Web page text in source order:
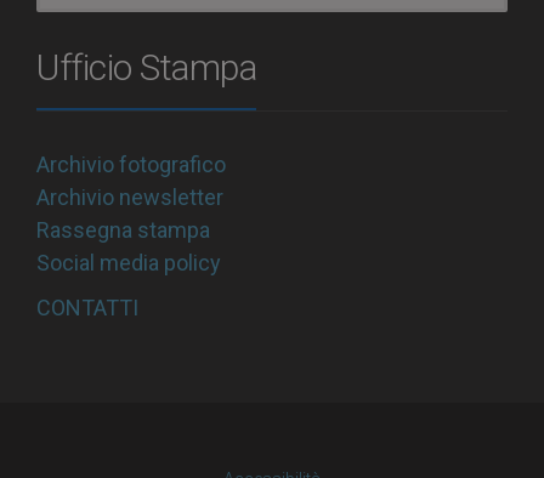
Ufficio Stampa
Archivio fotografico
Archivio newsletter
Rassegna stampa
Social media policy
CONTATTI